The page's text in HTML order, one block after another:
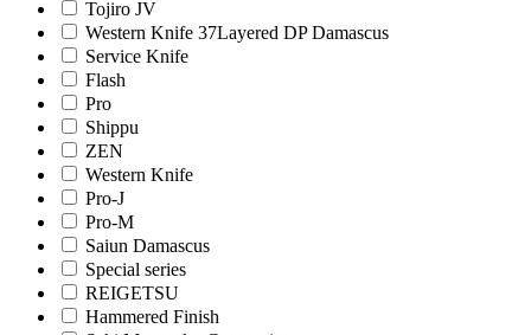
Tojiro JV
Western Knife 37Layered DP Damascus
Service Knife
Flash
Pro
Shippu
ZEN
Western Knife
Pro-J
Pro-M
Saiun Damascus
Special series
REIGETSU
Hammered Finish